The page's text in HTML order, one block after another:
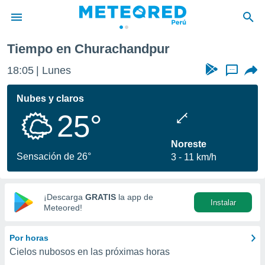
de
ha sido
calidad.
a este
las
y
digital
basada
Tiempo en Churachandpur
18:05 Lunes ...
Nubes y claros
25°
Sensación de 26°
Noreste
3
11 km/h
¡Descarga GRATIS la app de
Meteored!
Instalar
Por horas
Cielos nubosos en las próximas horas